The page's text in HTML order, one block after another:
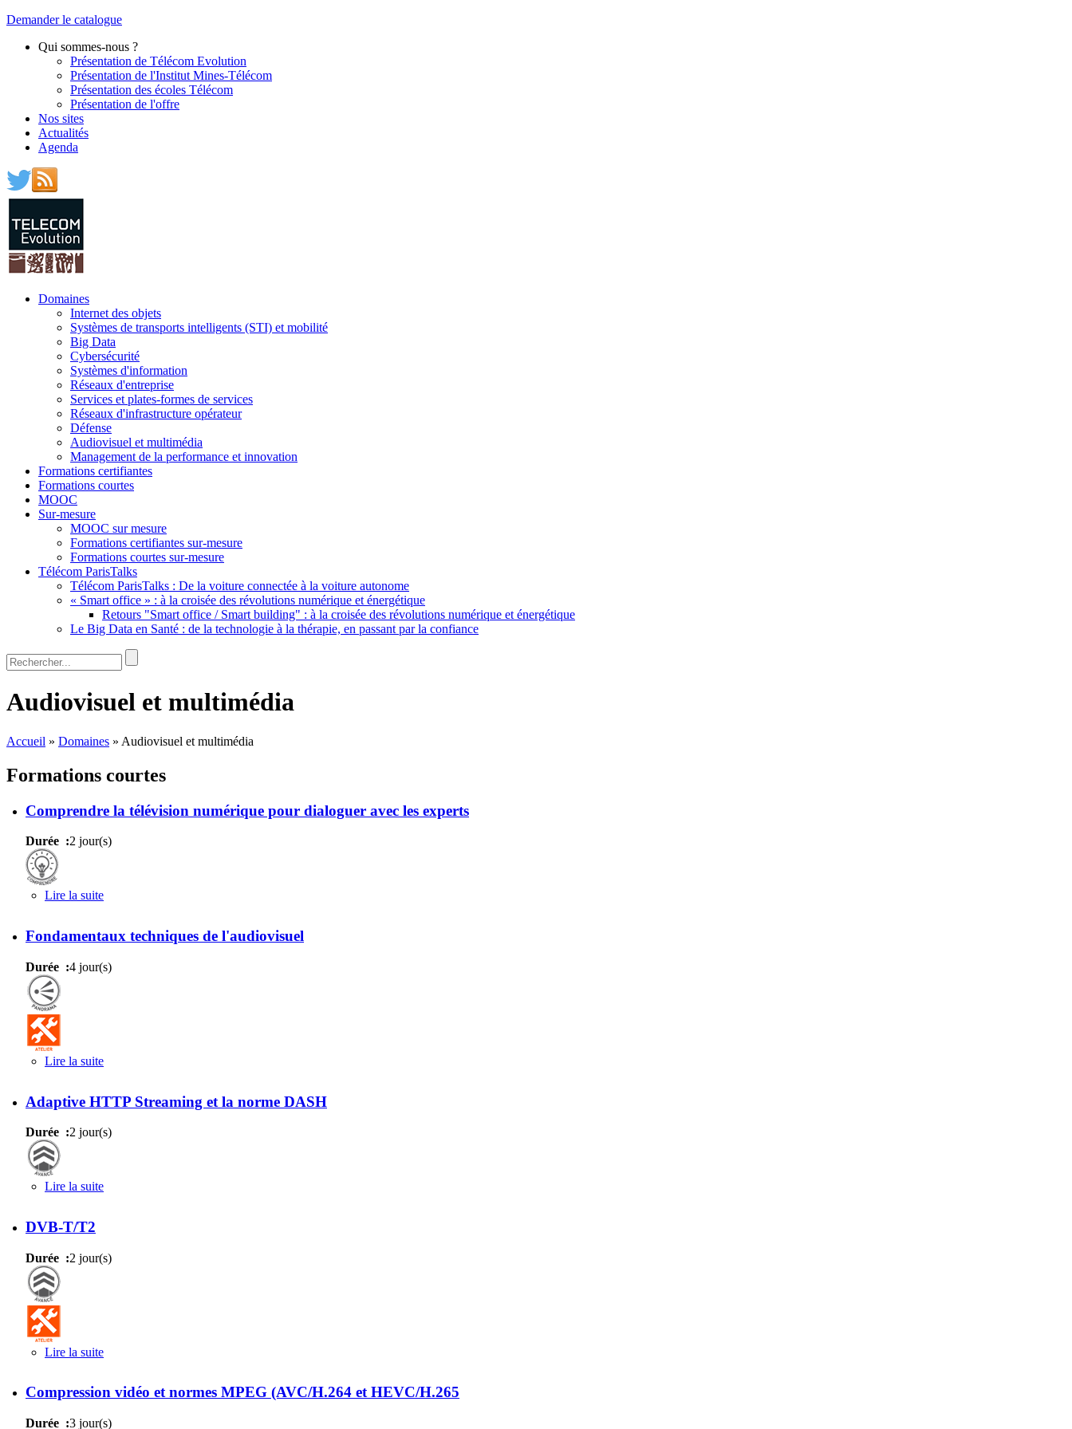
Demander le catalogue
Qui sommes-nous ?
Présentation de Télécom Evolution
Présentation de l'Institut Mines-Télécom
Présentation des écoles Télécom
Présentation de l'offre
Nos sites
Actualités
Agenda
Domaines
Internet des objets
Systèmes de transports intelligents (STI) et mobilité
Big Data
Cybersécurité
Systèmes d'information
Réseaux d'entreprise
Services et plates-formes de services
Réseaux d'infrastructure opérateur
Défense
Audiovisuel et multimédia
Management de la performance et innovation
Formations certifiantes
Formations courtes
MOOC
Sur-mesure
MOOC sur mesure
Formations certifiantes sur-mesure
Formations courtes sur-mesure
Télécom ParisTalks
Télécom ParisTalks : De la voiture connectée à la voiture autonome
« Smart office » : à la croisée des révolutions numérique et énergétique
Retours "Smart office / Smart building" : à la croisée des révolutions numérique et énergétique
Le Big Data en Santé : de la technologie à la thérapie, en passant par la confiance
Formulaire de recherche
Rechercher
Audiovisuel et multimédia
Accueil » Domaines » Audiovisuel et multimédia
Formations courtes
Comprendre la télévision numérique pour dialoguer avec les experts
Durée :2 jour(s)
Lire la suite
Fondamentaux techniques de l'audiovisuel
Durée :4 jour(s)
Lire la suite
Adaptive HTTP Streaming et la norme DASH
Durée :2 jour(s)
Lire la suite
DVB-T/T2
Durée :2 jour(s)
Lire la suite
Compression vidéo et normes MPEG (AVC/H.264 et HEVC/H.265
Durée :3 jour(s)